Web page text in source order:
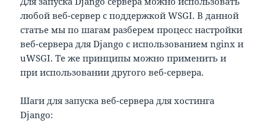
любой веб-сервер с поддержкой WSGI. В данной
статье мы по шагам разберем процесс настройки
веб-сервера для Django с использованием nginx и
uWSGI. Те же принципы можно применить и
при использовании другого веб-сервера.
Шаги для запуска веб-сервера для хостинга
Django: